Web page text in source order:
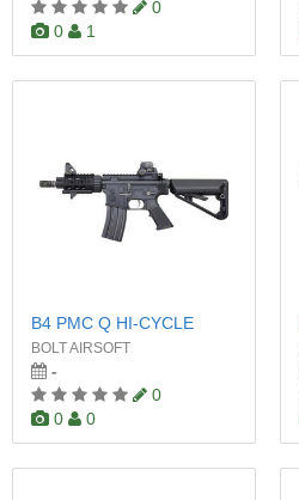
0
0
1
B4 PMC Q HI-CYCLE
BOLT AIRSOFT
-
0
0
0